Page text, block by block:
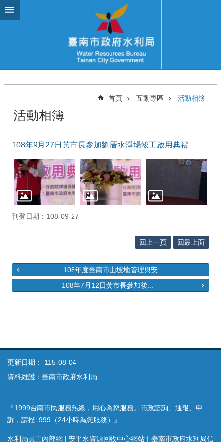
跳到主要內容區塊
首頁 互動專區 活動相簿
活動相簿
108年9月27日黃市長參加劉厝水淨場竣工啟用典禮
刊登日期：108-09-27
回上一頁 回最上面
108年度臺南市山坡地管理與安...
108年7月12日黃市長參加後...
更新日期：
115-08-04
資料維護：臺南市政府水利局
『1999台南市民服務熱線，用心為您服務。市政諮詢、通報、申
訴，請撥1999（24小時為您服務）』
水利局員工內部網 | 安平水資源回收中心網站 ︱ 臺南市政府水利局信